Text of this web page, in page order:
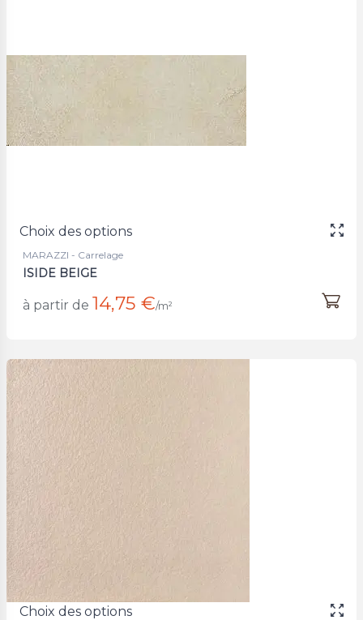
Choix des options
MARAZZI - Carrelage
ISIDE BEIGE
à partir de 14,75 €/m²
Choix des options